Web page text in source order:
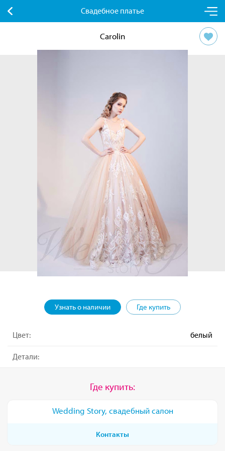
Свадебное платье
Carolin
Узнать о наличии Где купить
Цвет: белый
Детали:
Где купить:
Wedding Story, свадебный салон
Контакты